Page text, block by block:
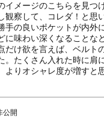
イメージのこちらを見つ
観察して、コレダ！と思
手の良いポケットが内外
に味わい深くなることな
だけ欲を言えば、ベルト
。たくさん入れた時に肩
よりオシャレ度が増すと
公開